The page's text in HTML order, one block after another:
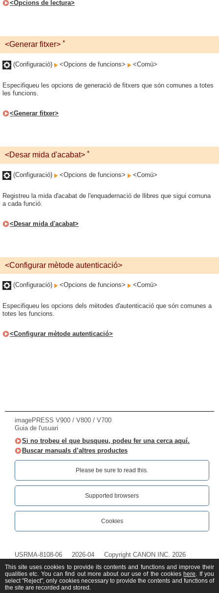
<Opcions de lectura>
<Generar fitxer> *
(Configuració) <Opcions de funcions> <Comú>
Especifiqueu les opcions de generació de fitxers que són comunes a totes
les funcions.
<Generar fitxer>
<Desar mida d'acabat> *
(Configuració) <Opcions de funcions> <Comú>
Registreu la mida d'acabat de l'enquadernació de llibres que sigui comuna
a cada funció.
<Desar mida d'acabat>
<Configurar mètode autenticació>
(Configuració) <Opcions de funcions> <Comú>
Especifiqueu les opcions dels mètodes d'autenticació que són comunes a
totes les funcions.
<Configurar mètode autenticació>
imagePRESS V900 / V800 / V700
Guia de l'usuari
Si no trobeu el que busqueu, podeu fer una cerca aquí.
Buscar manuals d’altres productes
Please be sure to read this.‎
Supported browsers
Cookies
USRMA-8108-06 2026-04 Copyright CANON INC. 2026
This site uses cookies to provide its contents and functions and improve their
qualities etc. You can find out more about our use of the cookies here. If you
select "Reject", only cookies necessary to provide the contents and functions of
the site are recorded and stored.